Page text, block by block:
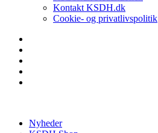
Kontakt KSDH.dk
Cookie- og privatlivspolitik
Nyheder